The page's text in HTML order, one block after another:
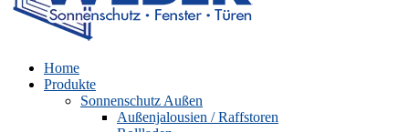
Home
Produkte
Sonnenschutz Außen
Außenjalousien / Raffstoren